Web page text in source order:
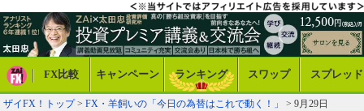
FX比較 キャンペーン ランキング スワップ スプレッド
ザイFX！トップ> FX・羊飼いの「今日の為替はこれで動く！」
> 9月29日